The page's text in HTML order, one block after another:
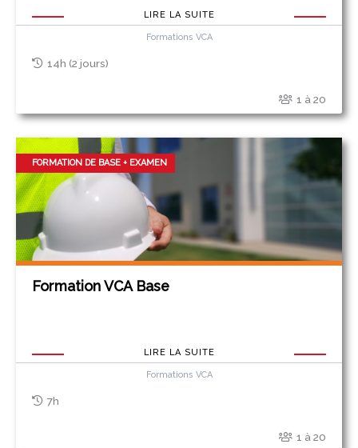
LIRE LA SUITE
Formations VCA
14h (2 jours)
1 à 20
Formation VCA Base
LIRE LA SUITE
Formations VCA
FORMATION DE BASE + EXAMEN
7h
1 à 20